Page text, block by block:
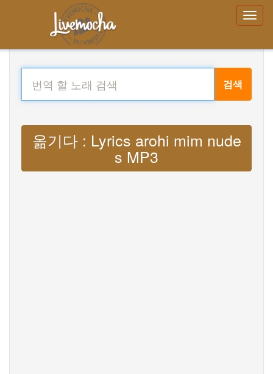
검색
옮기다 : Lyrics arohi mim nude
s MP3